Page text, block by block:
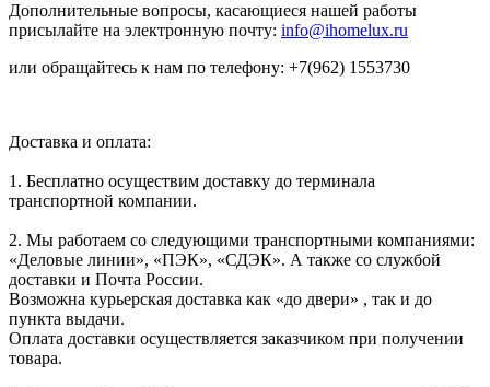
Дополнительные вопросы, касающиеся нашей работы
присылайте на электронную почту: info@ihomelux.ru
или обращайтесь к нам по телефону: +7(962) 1553730
Доставка и оплата:
1. Бесплатно осуществим доставку до терминала
транспортной компании.
2. Мы работаем со следующими транспортными компаниями:
«Деловые линии», «ПЭК», «СДЭК». А также со службой
доставки и Почта России.
Возможна курьерская доставка как «до двери» , так и до
пункта выдачи.
Оплата доставки осуществляется заказчиком при получении
товара.